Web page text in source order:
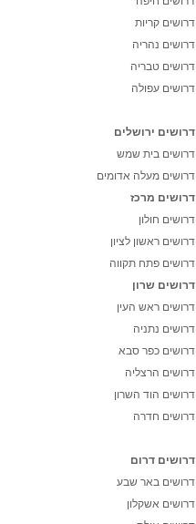
דרושים קריות
דרושים נהריה
דרושים טבריה
דרושים עפולה
דרושים ירושלים
דרושים בית שמש
דרושים מעלה אדומים
דרושים מרכז
דרושים חולון
דרושים ראשון לציון
דרושים פתח תקווה
דרושים שרון
דרושים ראש העין
דרושים נתניה
דרושים כפר סבא
דרושים הרצליה
דרושים הוד השרון
דרושים חדרה
דרושים דרום
דרושים באר שבע
דרושים אשקלון